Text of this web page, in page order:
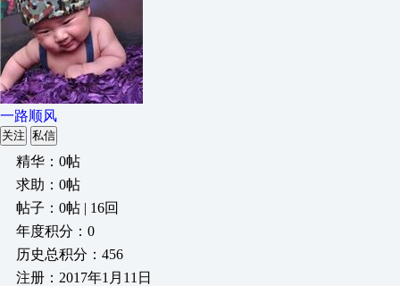
一路顺风
关注 私信
精华：0帖
求助：0帖
帖子：0帖 | 16回
年度积分：0
历史总积分：456
注册：2017年1月11日